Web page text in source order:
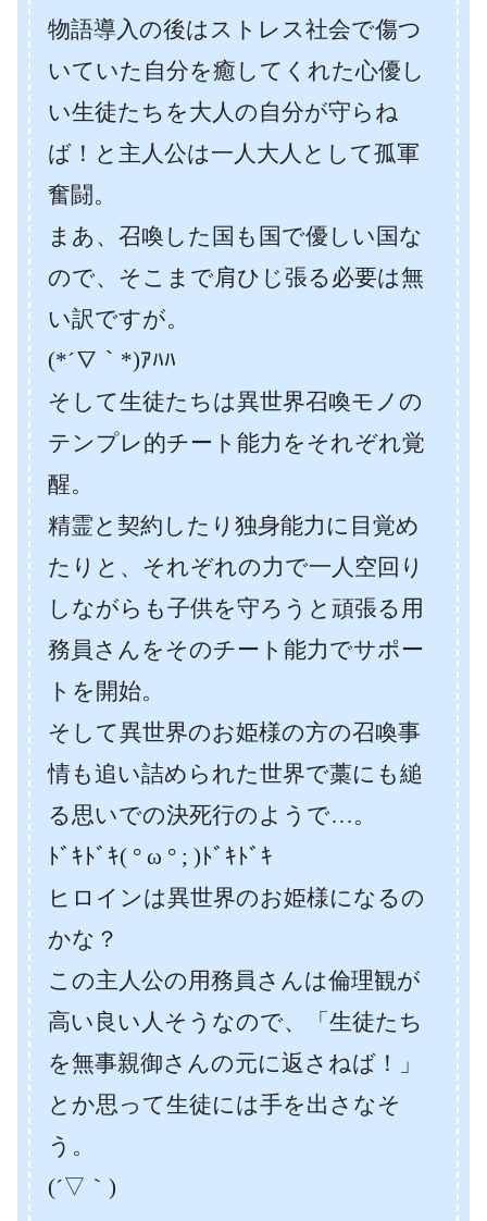
物語導入の後はストレス社会で傷つ
いていた自分を癒してくれた心優し
い生徒たちを大人の自分が守らね
ば！と主人公は一人大人として孤軍
奮闘。
まあ、召喚した国も国で優しい国な
ので、そこまで肩ひじ張る必要は無
い訳ですが。
(*´∇｀*)ｱﾊﾊ
そして生徒たちは異世界召喚モノの
テンプレ的チート能力をそれぞれ覚
醒。
精霊と契約したり独身能力に目覚め
たりと、それぞれの力で一人空回り
しながらも子供を守ろうと頑張る用
務員さんをそのチート能力でサポー
トを開始。
そして異世界のお姫様の方の召喚事
情も追い詰められた世界で藁にも縋
る思いでの決死行のようで…。
ﾄﾞｷﾄﾞｷ( ° ω ° ; )ﾄﾞｷﾄﾞｷ
ヒロインは異世界のお姫様になるの
かな？
この主人公の用務員さんは倫理観が
高い良い人そうなので、「生徒たち
を無事親御さんの元に返さねば！」
とか思って生徒には手を出さなそ
う。
(´▽｀)